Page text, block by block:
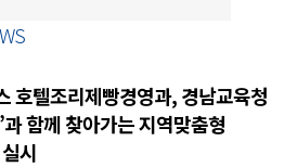
호텔조리제빵경영과, 경남교육청
함께 찾아가는 지역맞춤형
시